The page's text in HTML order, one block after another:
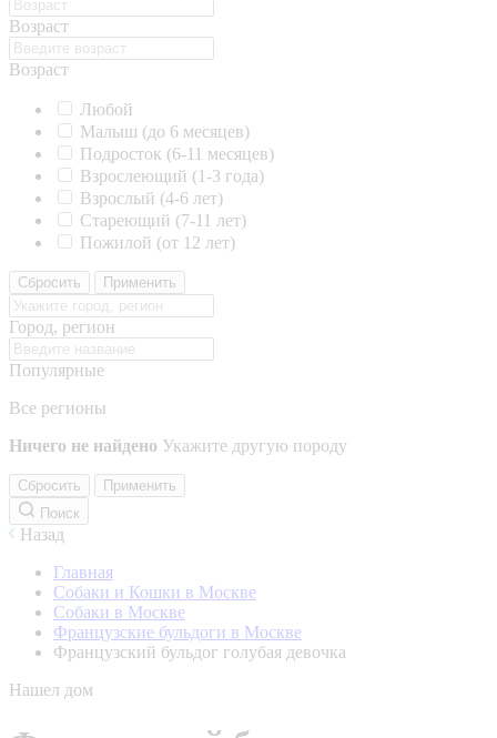
Возраст
Возраст
Любой
Малыш (до 6 месяцев)
Подросток (6-11 месяцев)
Взрослеющий (1-3 года)
Взрослый (4-6 лет)
Стареющий (7-11 лет)
Пожилой (от 12 лет)
Сбросить Применить
Город, регион
Популярные
Все регионы
Ничего не найдено Укажите другую породу
Сбросить
Применить
Поиск
Назад
Главная
Собаки и Кошки в Москве
Собаки в Москве
Французские бульдоги в Москве
Французский бульдог голубая девочка
Нашел дом